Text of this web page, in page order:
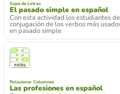
Sopa de Letras
El pasado simple en español
Con esta actividad los estudiantes
conjugación de los verbos más
en pasado simple
Relacionar Columnas
Las profesiones en español